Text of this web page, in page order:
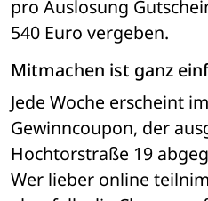
pro Auslosung
540 Euro vergeben.
Mitmachen ist ganz
Jede Woche erscheint
Gewinncoupon, der
Hochtorstraße 19
Wer lieber online